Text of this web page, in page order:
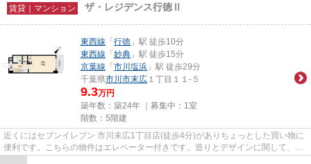
賃貸｜マンション ザ・レジデンス行徳Ⅱ
東西線 「 行徳 」駅 徒歩10分
東西線 「 妙典 」駅 徒歩15分
京葉線 「 市川塩浜 」駅 徒歩29分
千葉県市川市末広 １丁目１１-５
9.3万円
築年数：築24年 ｜募集中： 1室
階数：5階建
近くにはセブンイレブン 市川末広1丁目店(徒歩4分)がありちょっとした買い物に
便利です。こちらの物件はエレベーター付きです。造りとデザインに関して、自